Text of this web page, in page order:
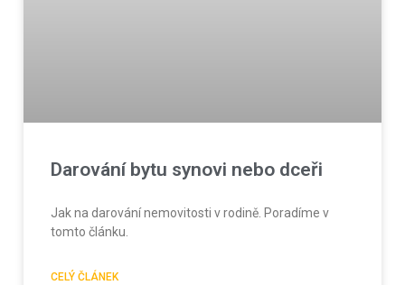
Darování bytu synovi nebo dceři
Jak na darování nemovitosti v rodině. Poradíme v
tomto článku.
CELÝ ČLÁNEK